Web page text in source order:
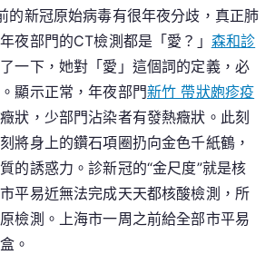
的新冠原始病毒有很年夜分歧，真正肺
夜部門的CT檢測都是「愛？」 森和診
一下，她對「愛」這個詞的定義，必
顯示正常，年夜部門新竹 帶狀皰疹疫
狀，少部門沾染者有發熱癥狀。此刻
將身上的鑽石項圈扔向金色千紙鶴，
的誘惑力。診新冠的“金尺度”就是核
平易近無法完成天天都核酸檢測，所
檢測。上海市一周之前給全部市平易
。